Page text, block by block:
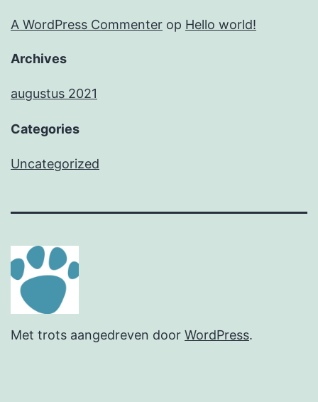
A WordPress Commenter op Hello world!
Archives
augustus 2021
Categories
Uncategorized
Met trots aangedreven door WordPress.